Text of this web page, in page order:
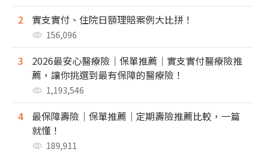
2 實支實付、住院日額理賠案例大比拼！
156,096
3
2026最安心醫療險｜保單推薦｜實支實付醫療險推
薦，讓你挑選到最有保障的醫療險！
1,193,546
4
最保障壽險｜保單推薦｜定期壽險推薦比較，一篇
就懂！
189,911